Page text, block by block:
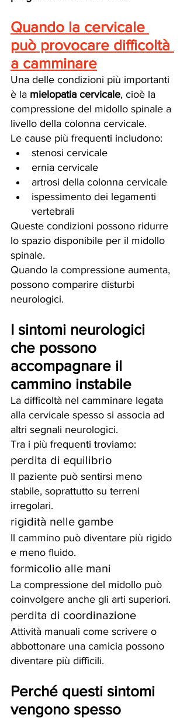
Quando la cervicale
può provocare difficoltà
a camminare
Una delle condizioni più importanti
è la mielopatia cervicale, cioè la
compressione del midollo spinale a
livello della colonna cervicale.
Le cause più frequenti includono:
stenosi cervicale
ernia cervicale
artrosi della colonna cervicale
ispessimento dei legamenti
vertebrali
Queste condizioni possono ridurre
lo spazio disponibile per il midollo
spinale.
Quando la compressione aumenta,
possono comparire disturbi
neurologici.
I sintomi neurologici
che possono
accompagnare il
cammino instabile
La difficoltà nel camminare legata
alla cervicale spesso si associa ad
altri segnali neurologici.
Tra i più frequenti troviamo:
perdita di equilibrio
Il paziente può sentirsi meno
stabile, soprattutto su terreni
irregolari.
rigidità nelle gambe
Il cammino può diventare più rigido
e meno fluido.
formicolio alle mani
La compressione del midollo può
coinvolgere anche gli arti superiori.
perdita di coordinazione
Attività manuali come scrivere o
abbottonare una camicia possono
diventare più difficili.
Perché questi sintomi
vengono spesso